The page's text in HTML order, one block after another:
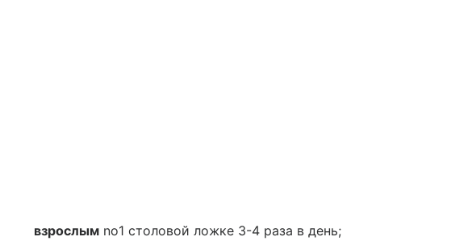
взрослым no1 столовой ложке 3-4 раза в день;